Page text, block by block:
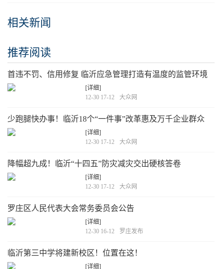
相关新闻
推荐阅读
首违不罚、信用修复 临沂应急管理打造有温度的监管环境
[详细]
12-30 17-12
大众网
少跑腿快办事！临沂18个“一件事”改革惠及万千企业群众
[详细]
12-30 17-12
大众网
降幅超九成！临沂“十四五”防灾减灾交出硬核答卷
[详细]
12-30 17-12
大众网
罗庄区人民代表大会常务委员会公告
[详细]
12-30 16-12
罗庄发布
临沂第三中学将建新校区！位置在这！
[详细]